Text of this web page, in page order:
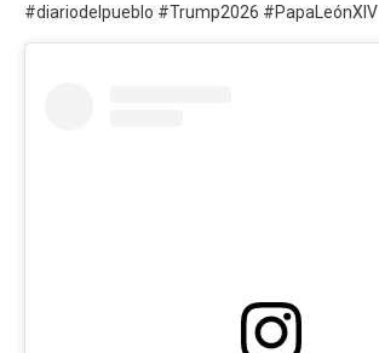
#diariodelpueblo #Trump2026 #PapaLeónXIV